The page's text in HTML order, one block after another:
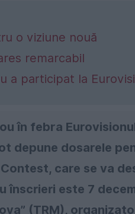
o viziune nouă
remarcabil
a participat la
în febra
depune dosarele
care se va
înscrieri este 7
(TRM),